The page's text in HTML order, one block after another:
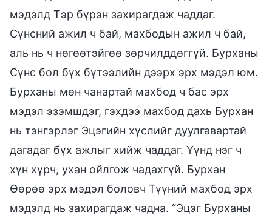
мэдэлд Тэр бүрэн захирагдаж чаддаг.
Сүнсний ажил ч бай, махбодын ажил ч бай,
аль нь ч нөгөөтэйгөө зөрчилддөггүй. Бурханы
Сүнс бол бүх бүтээлийн дээрх эрх мэдэл юм.
Бурханы мөн чанартай махбод ч бас эрх
мэдэл эзэмшдэг, гэхдээ махбод дахь Бурхан
нь тэнгэрлэг Эцэгийн хүслийг дуулгавартай
дагадаг бүх ажлыг хийж чаддаг. Үүнд нэг ч
хүн хүрч, ухан ойлгож чадахгүй. Бурхан
Өөрөө эрх мэдэл боловч Түүний махбод эрх
мэдэлд нь захирагдаж чадна. “Эцэг Бурханы